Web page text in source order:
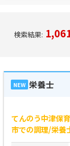
検索結果:
NEW 栄養士
てんのう中津保
市での調理/栄